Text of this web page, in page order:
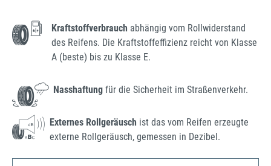
Kraftstoffverbrauch abhängig vom Rollwiderstand
des Reifens. Die Kraftstoffeffizienz reicht von Klasse
A (beste) bis zu Klasse E.
Nasshaftung für die Sicherheit im Straßenverkehr.
Externes Rollgeräusch ist das vom Reifen erzeugte
externe Rollgeräusch, gemessen in Dezibel.